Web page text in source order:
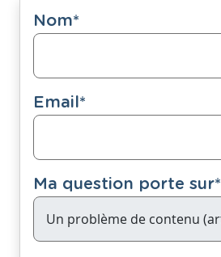
Nom*
Email*
Ma question porte sur*